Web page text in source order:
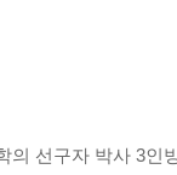
의 선구자 박사 3인